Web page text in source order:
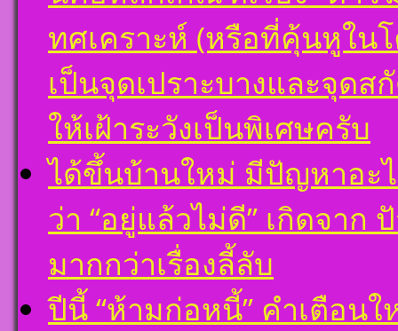
ทศเคราะห์ (หรือที่คุ้นหูใน
เป็นจุดเปราะบางและจุด
ให้เฝ้าระวังเป็นพิเศษครับ
ได้ขึ้นบ้านใหม่ มีปัญหาอะ
ว่า “อยู่แล้วไม่ดี” เกิดจาก
มากกว่าเรื่องลี้ลับ
ปีนี้ “ห้ามก่อหนี้” คำเตือน